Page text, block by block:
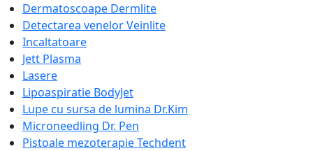
Dermatoscoape Dermlite
Detectarea venelor Veinlite
Incaltatoare
Jett Plasma
Lasere
Lipoaspiratie BodyJet
Lupe cu sursa de lumina Dr.Kim
Microneedling Dr. Pen
Pistoale mezoterapie Techdent